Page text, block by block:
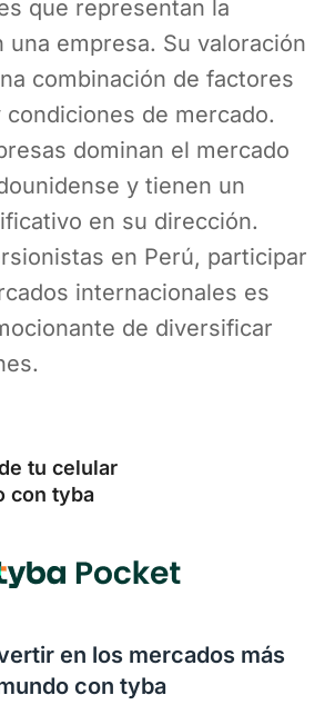
que representan la
una empresa. Su valoración
combinación de factores
de mercado.
dominan el mercado
y tienen un
en su dirección.
en Perú, participar
internacionales es
de diversificar
tu celular
con tyba
en los mercados más
con tyba